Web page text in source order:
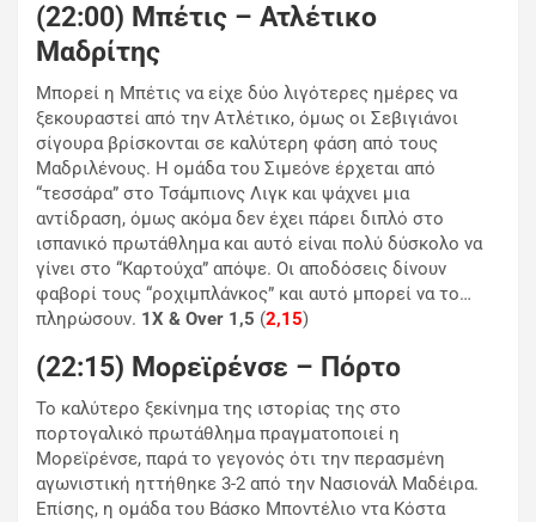
(22:00) Μπέτις – Ατλέτικο
Μαδρίτης
Μπορεί η Μπέτις να είχε δύο λιγότερες ημέρες να
ξεκουραστεί από την Ατλέτικο, όμως οι Σεβιγιάνοι
σίγουρα βρίσκονται σε καλύτερη φάση από τους
Μαδριλένους. Η ομάδα του Σιμεόνε έρχεται από
“τεσσάρα” στο Τσάμπιονς Λιγκ και ψάχνει μια
αντίδραση, όμως ακόμα δεν έχει πάρει διπλό στο
ισπανικό πρωτάθλημα και αυτό είναι πολύ δύσκολο να
γίνει στο “Καρτούχα” απόψε. Οι αποδόσεις δίνουν
φαβορί τους “ροχιμπλάνκος” και αυτό μπορεί να το…
πληρώσουν. 1Χ & Over 1,5 (2,15)
(22:15) Μορεϊρένσε – Πόρτο
Το καλύτερο ξεκίνημα της ιστορίας της στο
πορτογαλικό πρωτάθλημα πραγματοποιεί η
Μορεϊρένσε, παρά το γεγονός ότι την περασμένη
αγωνιστική ηττήθηκε 3-2 από την Νασιονάλ Μαδέιρα.
Επίσης, η ομάδα του Βάσκο Μποντέλιο ντα Κόστα